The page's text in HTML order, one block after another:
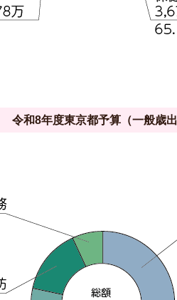
令和8年度東京都予算（一般歳出